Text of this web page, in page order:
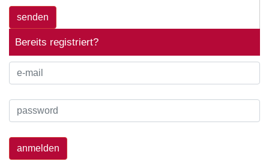
Bereits registriert?
anmelden